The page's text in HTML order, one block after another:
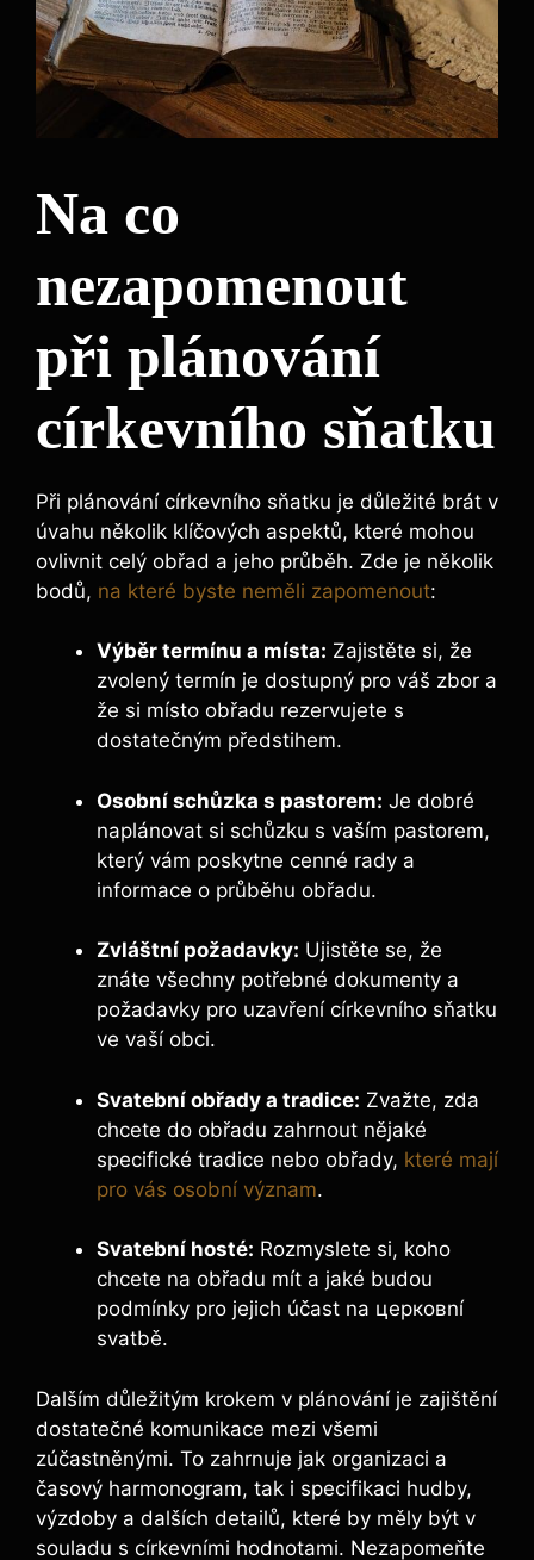
Na co
nezapomenout
při plánování
církevního sňatku
Při plánování církevního sňatku je důležité brát v
úvahu několik klíčových aspektů, které mohou
ovlivnit celý obřad a jeho průběh. Zde je několik
bodů, na které byste neměli zapomenout:
Výběr termínu a místa: Zajistěte si, že
zvolený termín je dostupný pro váš zbor a
že si místo obřadu rezervujete s
dostatečným předstihem.
Osobní schůzka s pastorem: Je dobré
naplánovat si schůzku s vaším pastorem,
který vám poskytne cenné rady a
informace o průběhu obřadu.
Zvláštní požadavky: Ujistěte se, že
znáte všechny potřebné dokumenty a
požadavky pro uzavření církevního sňatku
ve vaší obci.
Svatební obřady a tradice: Zvažte, zda
chcete do obřadu zahrnout nějaké
specifické tradice nebo obřady, které mají
pro vás osobní význam.
Svatební hosté: Rozmyslete si, koho
chcete na obřadu mít a jaké budou
podmínky pro jejich účast na церковní
svatbě.
Dalším důležitým krokem v plánování je zajištění
dostatečné komunikace mezi všemi
zúčastněnými. To zahrnuje jak organizaci a
časový harmonogram, tak i specifikaci hudby,
výzdoby a dalších detailů, které by měly být v
souladu s církevními hodnotami. Nezapomeňte